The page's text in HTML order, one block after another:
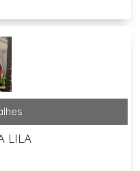
LILA